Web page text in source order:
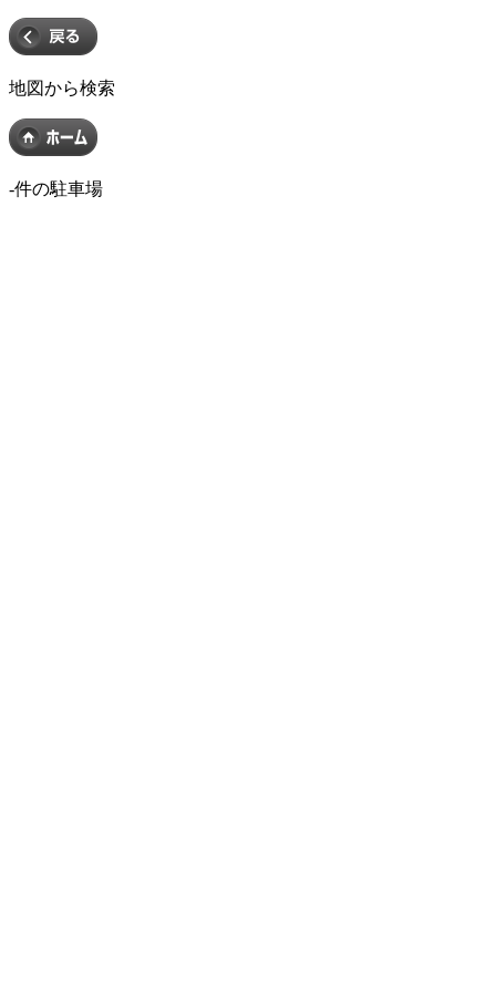
地図から検索
-件の駐車場